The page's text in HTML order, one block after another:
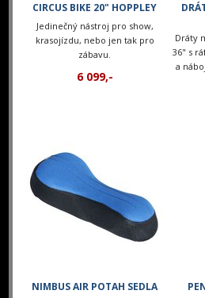
CIRCUS BIKE 20" HOPPLEY
Jedinečný nástroj pro show,
krasojízdu, nebo jen tak pro
zábavu.
6 099,-
Dráty
36" s
a
NIMBUS AIR POTAH SEDLA